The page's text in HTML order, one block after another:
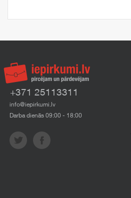
+371 25113311
info@iepirkumi.lv
Darba dienās 09:00 - 18:00